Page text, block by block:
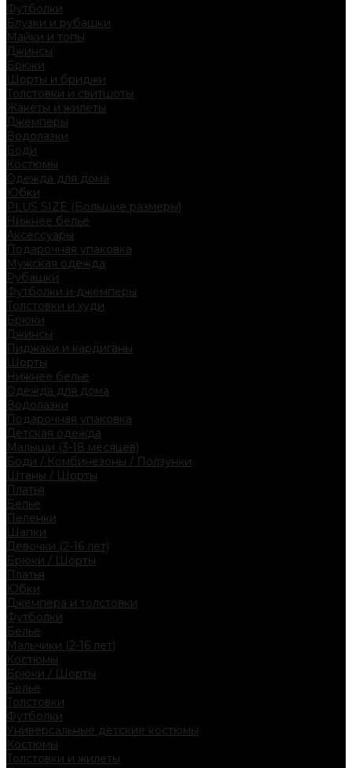
Футболки
Блузки и рубашки
Майки и топы
Джинсы
Брюки
Шорты и бриджи
Толстовки и свитшоты
Жакеты и жилеты
Джемперы
Водолазки
Боди
Костюмы
Одежда для дома
Юбки
PLUS SIZE (Большие размеры)
Нижнее белье
Аксессуары
Подарочная упаковка
Мужская одежда
Рубашки
Футболки и джемперы
Толстовки и худи
Брюки
Джинсы
Пиджаки и кардиганы
Шорты
Нижнее белье
Одежда для дома
Водолазки
Подарочная упаковка
Детская одежда
Малыши (3-18 месяцев)
Боди / Комбинезоны / Ползунки
Штаны / Шорты
Платья
Белье
Пеленки
Шапки
Девочки (2-16 лет)
Брюки / Шорты
Платья
Юбки
Джемпера и толстовки
Футболки
Белье
Мальчики (2-16 лет)
Костюмы
Брюки / Шорты
Белье
Толстовки
Футболки
Универсальные детские костюмы
Костюмы
Толстовки и жилеты